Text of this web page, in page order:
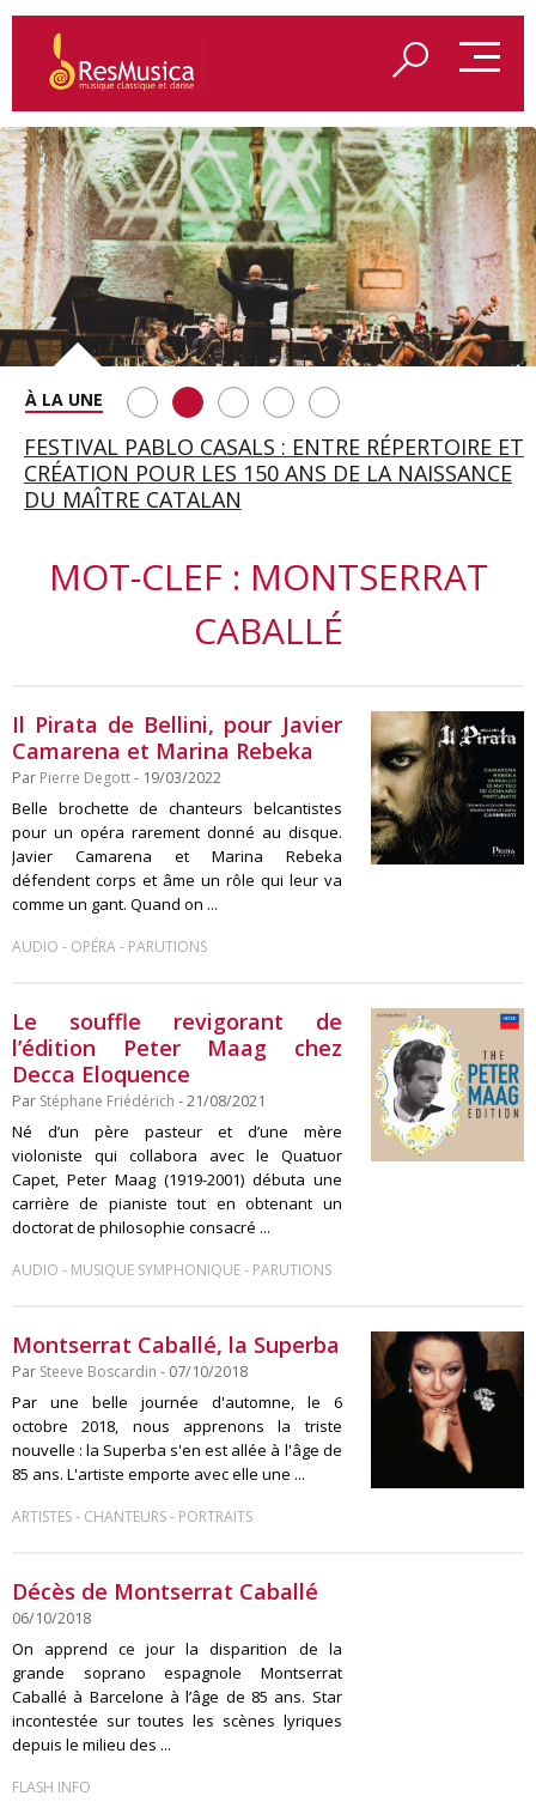
SAINT FRANÇOIS D’ASSISE À SALZBOURG, UNE
SOIRÉE IMMENSE PORTÉE PAR ROMEO
CASTELLUCCI ET MAXIME PASCAL
FESTIVAL PABLO CASALS : ENTRE RÉPERTOIRE ET
CRÉATION POUR LES 150 ANS DE LA NAISSANCE
DU MAÎTRE CATALAN
A BAYREUTH, LE 150E ANNIVERSAIRE DU RING
WAGNÉRIEN GÉNÉRÉ PAR L’IA
BETSY JOLAS FÊTE SON CENTIÈME
ANNIVERSAIRE
GEORGE BENJAMIN : « MES PARENTS AVAIENT
CETTE EXIGENCE DE L’OBJET CISELÉ »
MOT-CLEF : MONTSERRAT
CABALLÉ
Il Pirata de Bellini, pour Javier
Camarena et Marina Rebeka
Par Pierre Degott- 19/03/2022
Belle brochette de chanteurs belcantistes
pour un opéra rarement donné au disque.
Javier Camarena et Marina Rebeka
défendent corps et âme un rôle qui leur va
comme un gant. Quand on ...
AUDIO - OPÉRA- PARUTIONS
Le souffle revigorant de
l’édition Peter Maag chez
Decca Eloquence
Par Stéphane Friédérich - 21/08/2021
Né d’un père pasteur et d’une mère
violoniste qui collabora avec le Quatuor
Capet, Peter Maag (1919-2001) débuta une
carrière de pianiste tout en obtenant un
doctorat de philosophie consacré ...
AUDIO - MUSIQUE SYMPHONIQUE- PARUTIONS
Montserrat Caballé, la Superba
Par Steeve Boscardin - 07/10/2018
Par une belle journée d'automne, le 6
octobre 2018, nous apprenons la triste
nouvelle : la Superba s'en est allée à l'âge de
85 ans. L'artiste emporte avec elle une ...
ARTISTES- CHANTEURS- PORTRAITS
Décès de Montserrat Caballé
06/10/2018
On apprend ce jour la disparition de la
grande soprano espagnole Montserrat
Caballé à Barcelone à l’âge de 85 ans. Star
incontestée sur toutes les scènes lyriques
depuis le milieu des ...
FLASH INFO